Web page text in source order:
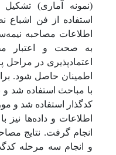
(نمونه آماری) تشکیل
استفاده از فن
اطلاعات مصاحبه
به صحت و اعتبار
اعتمادپذیری در
اطمینان حاصل شود.
با مباحث استفاده شد و
کدگذار استفاده شد و
اطلاعات و داده‌ها نیز
انجام گرفت. نتایج
و انجام سه مرحله